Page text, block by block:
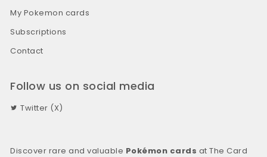
My Pokemon cards
Subscriptions
Contact
Follow us on social media
Twitter (X)
Discover rare and valuable Pokémon cards at The Card